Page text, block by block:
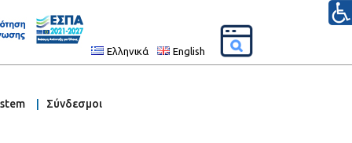
Ελληνικά English
Σύνδεσμοι